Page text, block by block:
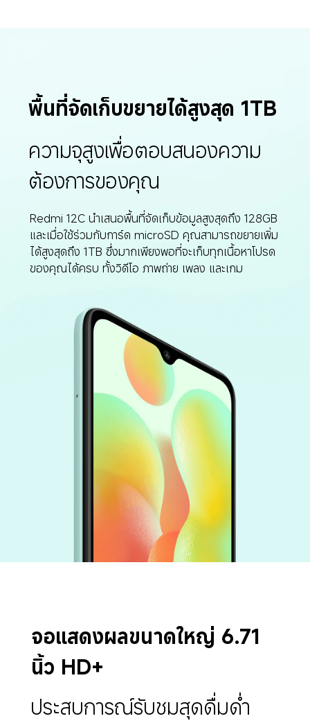
พื้นที่จัดเก็บขยายได้สูงสุด 1TB
ความจุสูงเพื่อตอบสนองความ
ต้องการของคุณ
Redmi 12C นำเสนอพื้นที่จัดเก็บข้อมูลสูงสุดถึง 128GB
และเมื่อใช้ร่วมกับการ์ด microSD คุณสามารถขยายเพิ่ม
ได้สูงสุดถึง 1TB ซึ่งมากเพียงพอที่จะเก็บทุกเนื้อหาโปรด
ของคุณได้ครบ ทั้งวิดีโอ ภาพถ่าย เพลง และเกม
จอแสดงผลขนาดใหญ่ 6.71
นิ้ว HD+
ประสบการณ์รับชมสุดดื่มด่ำ